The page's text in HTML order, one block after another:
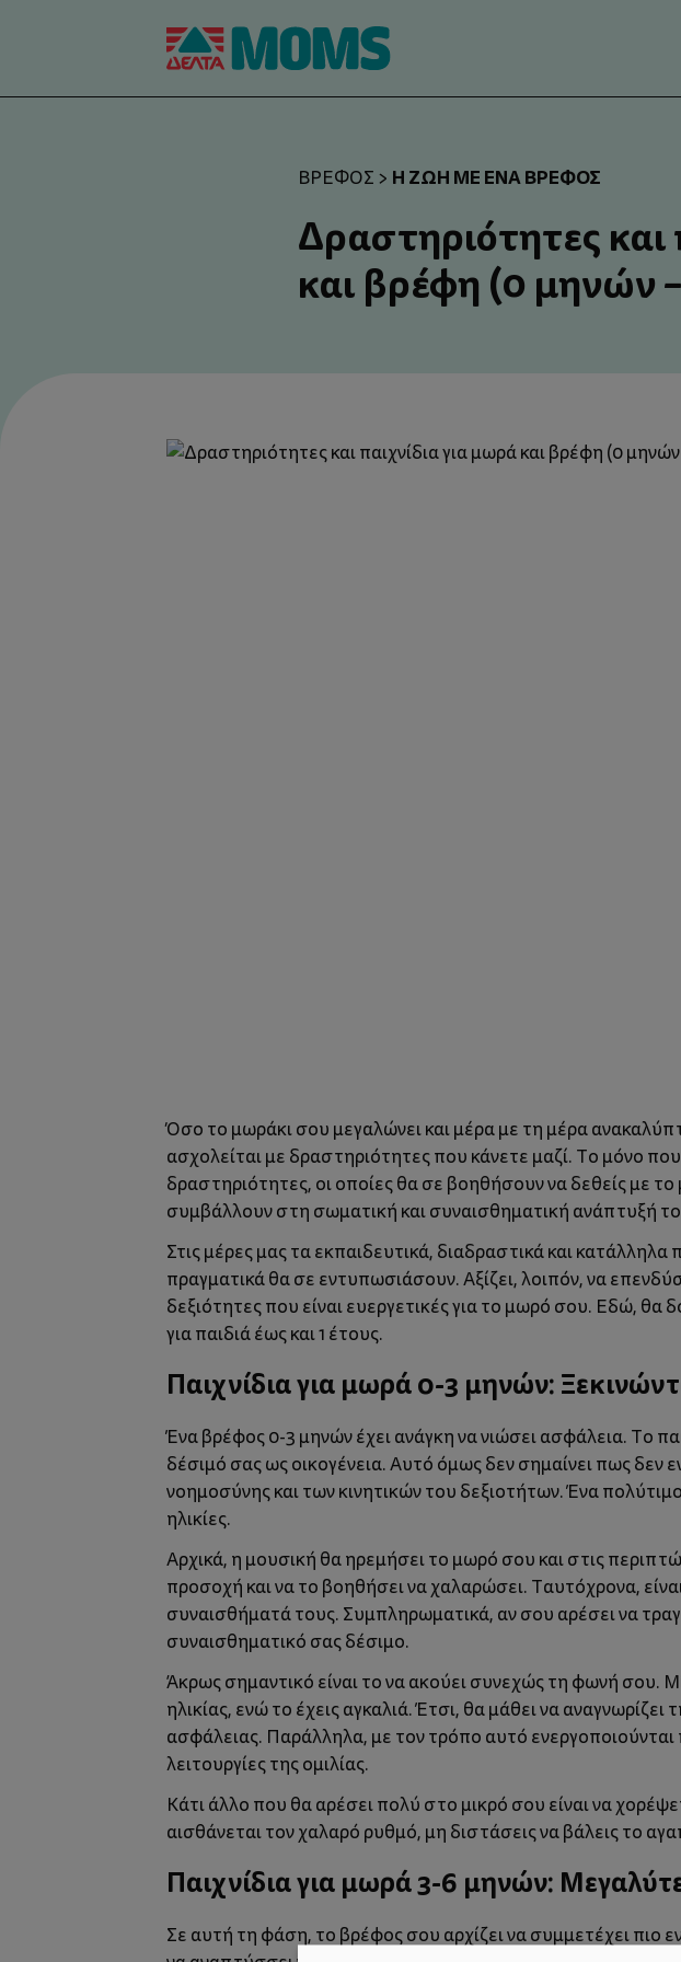
ΒΡΈΦΟΣ > Η ΖΩΉ ΜΕ ΈΝΑ ΒΡΈΦΟΣ
Δραστηριότητες και
και βρέφη (0 μηνών
Όσο το μωράκισου μεγαλώνει και μέρα με τη μέρα
ασχολείται με δραστηριότητεςπου κάνετε μαζί. Το μόνο που
δραστηριότητες, οι οποίες θα σε βοηθήσουν να δεθείς με
συμβάλλουν στη σωματική και συναισθηματική ανάπτυξή
Στις μέρες μας ταεκπαιδευτικά, διαδραστικά και κατάλληλα
πραγματικά θα σε εντυπωσιάσουν. Αξίζει, λοιπόν, να
δεξιότητες που είναι ευεργετικές για το μωρό σου. Εδώ, θα
για παιδιά έως και 1 έτους.
Παιχνίδια για μωρά 0-3 μηνών:
Ένα βρέφος 0-3 μηνών έχει ανάγκη να νιώσει ασφάλεια. Το
δέσιμό σας ως οικογένεια. Αυτό όμως δεν σημαίνει πως
νοημοσύνης και των κινητικών του δεξιοτήτων. Ένα
ηλικίες.
Αρχικά, η μουσική θα ηρεμήσει το μωρό σου και στις
προσοχή και να το βοηθήσει να χαλαρώσει. Ταυτόχρονα,
συναισθήματά τους. Συμπληρωματικά, αν σου αρέσει να
συναισθηματικό σας δέσιμο.
Άκρως σημαντικό είναι το να ακούει συνεχώς τη φωνή σου.
ηλικίας, ενώ το έχεις αγκαλιά. Έτσι, θα μάθει να
ασφάλειας. Παράλληλα, με τον τρόπο αυτό
λειτουργίες της ομιλίας.
Κάτι άλλο που θα αρέσει πολύ στο μικρό σου είναι να
αισθάνεται τον χαλαρό ρυθμό, μη διστάσεις να βάλεις το
Παιχνίδια για μωρά 3-6 μηνών:
Σε αυτή τη φάση, το βρέφος σου αρχίζει να συμμετέχει πιο